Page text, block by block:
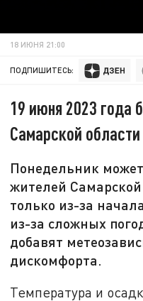
18 ИЮНЯ 21:00
ПОДПИШИТЕСЬ:
19 июня 2023 года
Самарской области
Понедельник
жителей
только из-за
из-за сложных
добавят
дискомфорта.
Температура и